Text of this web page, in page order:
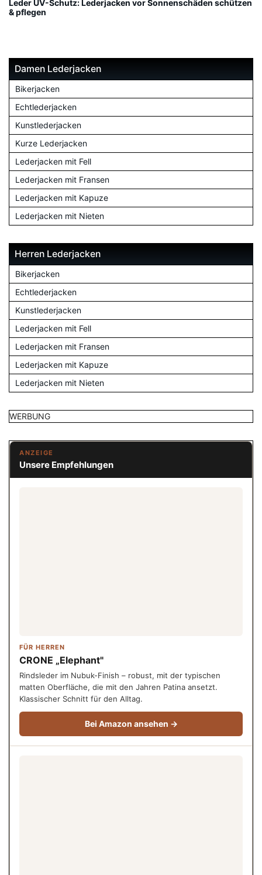
Leder UV-Schutz: Lederjacken vor Sonnenschäden schützen
& pflegen
Damen Lederjacken
Bikerjacken
Echtlederjacken
Kunstlederjacken
Kurze Lederjacken
Lederjacken mit Fell
Lederjacken mit Fransen
Lederjacken mit Kapuze
Lederjacken mit Nieten
Herren Lederjacken
Bikerjacken
Echtlederjacken
Kunstlederjacken
Lederjacken mit Fell
Lederjacken mit Fransen
Lederjacken mit Kapuze
Lederjacken mit Nieten
WERBUNG
ANZEIGE
Unsere Empfehlungen
FÜR HERREN
CRONE „Elephant"
Rindsleder im Nubuk-Finish – robust, mit der typischen
matten Oberfläche, die mit den Jahren Patina ansetzt.
Klassischer Schnitt für den Alltag.
Bei Amazon ansehen →